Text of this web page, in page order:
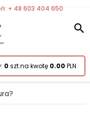
+ 48 603 404 650
0 szt.na kwotę 0.00 PLN